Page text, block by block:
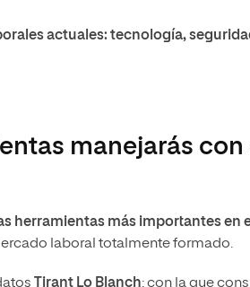
actuales: tecnología,
manejarás con
herramientas más importantes en
laboral totalmente formado.
Tirant Lo Blanch: con la que